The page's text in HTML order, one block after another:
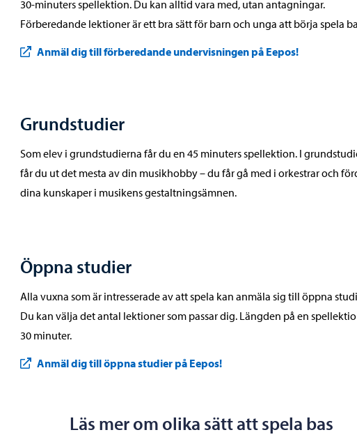
30-minuters spellektion. Du kan alltid vara med, utan antagningar.
Förberedande lektioner är ett bra sätt för barn och unga att börja spela
Anmäl dig till förberedande undervisningen på Eepos!
Grundstudier
Som elev i grundstudierna får du en 45 minuters spellektion. I
får du ut det mesta av din musikhobby – du får gå med i orkestrar och
dina kunskaper i musikens gestaltningsämnen.
Öppna studier
Alla vuxna som är intresserade av att spela kan anmäla sig till öppna
Du kan välja det antal lektioner som passar dig. Längden på en
30 minuter.
Anmäl dig till öppna studier på Eepos!
Läs mer om olika sätt att spela bas